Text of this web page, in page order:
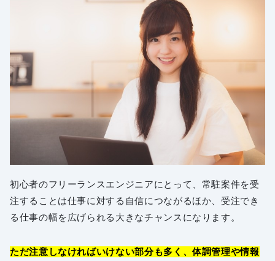
初心者のフリーランスエンジニアにとって、常駐案件を受
注することは仕事に対する自信につながるほか、受注でき
る仕事の幅を広げられる大きなチャンスになります。
ただ注意しなければいけない部分も多く、体調管理や情報